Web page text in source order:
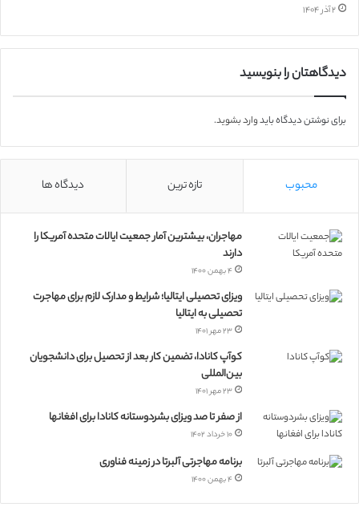
۲ آذر ۱۴۰۴
دیدگاهتان را بنویسید
برای نوشتن دیدگاه بایدوارد بشوید.
محبوب تازه ترین دیدگاه ها
مهاجران، بیشترین آمار جمعیت ایالات متحده آمریکا را
دارند
۴ بهمن ۱۴۰۰
ویزای تحصیلی ایتالیا؛ شرایط و مدارک لازم برای مهاجرت
تحصیلی به ایتالیا
۲۳ مهر ۱۴۰۱
کوآپ کانادا، تضمین کار بعد از تحصیل برای دانشجویان
بین‌المللی
۲۳ مهر ۱۴۰۱
از صفر تا صد ویزای بشردوستانه کانادا برای افغانها
۱۰ خرداد ۱۴۰۲
برنامه مهاجرتی آلبرتا در زمینه فناوری
۴ بهمن ۱۴۰۰